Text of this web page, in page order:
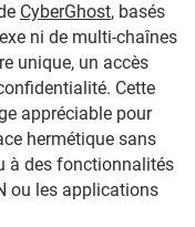
CyberGhost, basés
ni de multi-chaînes
unique, un accès
Cette
appréciable pour
hermétique sans
à des fonctionnalités
ou les applications